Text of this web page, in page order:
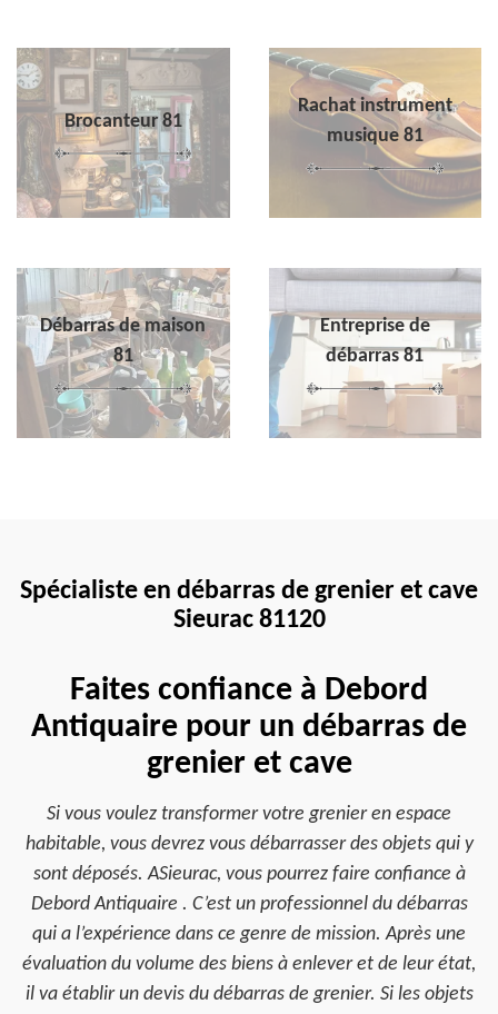
Brocanteur 81
Rachat instrument
musique 81
Débarras de maison
81
Entreprise de
débarras 81
Spécialiste en débarras de grenier et cave
Sieurac 81120
Faites confiance à Debord
Antiquaire pour un débarras de
grenier et cave
Si vous voulez transformer votre grenier en espace
habitable, vous devrez vous débarrasser des objets qui y
sont déposés. ASieurac, vous pourrez faire confiance à
Debord Antiquaire . C’est un professionnel du débarras
qui a l’expérience dans ce genre de mission. Après une
évaluation du volume des biens à enlever et de leur état,
il va établir un devis du débarras de grenier. Si les objets